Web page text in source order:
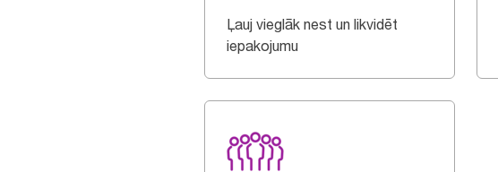
Ļauj vieglāk nest un likvidēt
iepakojumu